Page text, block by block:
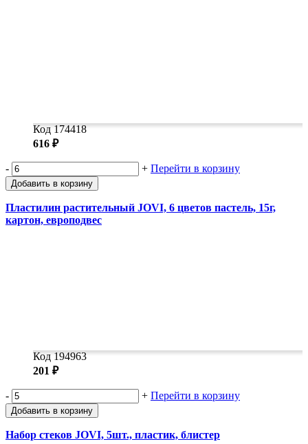
Код 174418
616 ₽
- + Перейти в корзину
Добавить в корзину
Пластилин растительный JOVI, 6 цветов пастель, 15г,
картон, европодвес
Код 194963
201 ₽
- + Перейти в корзину
Добавить в корзину
Набор стеков JOVI, 5шт., пластик, блистер